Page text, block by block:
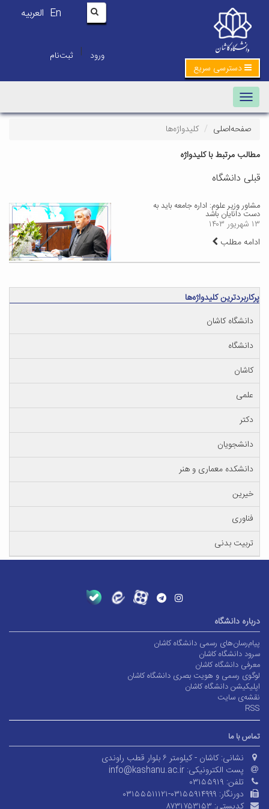
En العربیه
ورود | ثبت‌نام
دسترسی سریع
Toggle navigation
صفحه‌اصلی
کلیدواژه‌ها
مطالب مرتبط با کلیدواژه
قبلی دانشگاه
مشاور وزیر علوم: اداره جامعه باید به
دست دانایان باشد
۱۳ شهریور ۱۴۰۳
ادامه مطلب
پرکاربردترین کلیدواژه‌ها
دانشگاه کاشان
دانشگاه
کاشان
علمی
دکتر
دانشجویان
دانشکده معماری و هنر
خیرین
فناوری
تربیت بدنی
درباره دانشگاه
پیام‌رسان‌های رسمی دانشگاه کاشان
سرود دانشگاه کاشان
معرفی دانشگاه کاشان
لوگوی رسمی و هویت بصری دانشگاه کاشان
اپلیکیشن دانشگاه کاشان
نقشه‌ی سایت
RSS
تماس با ما
نشانی: کاشان - کیلومتر ۶ بلوار قطب راوندی
پست الکترونیکی: info@kashanu.ac.ir
تلفن: ۰۳۱۵۵۹۱۹
دورنگار: ۰۳۱۵۵۵۱۱۱۲۱-۰۳۱۵۵۹۱۴۹۹۹